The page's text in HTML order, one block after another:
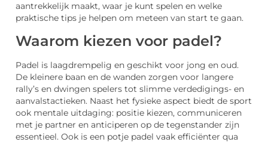
aantrekkelijk maakt, waar je kunt spelen en welke
praktische tips je helpen om meteen van start te gaan.
Waarom kiezen voor padel?
Padel is laagdrempelig en geschikt voor jong en oud.
De kleinere baan en de wanden zorgen voor langere
rally’s en dwingen spelers tot slimme verdedigings- en
aanvalstactieken. Naast het fysieke aspect biedt de sport
ook mentale uitdaging: positie kiezen, communiceren
met je partner en anticiperen op de tegenstander zijn
essentieel. Ook is een potje padel vaak efficiënter qua